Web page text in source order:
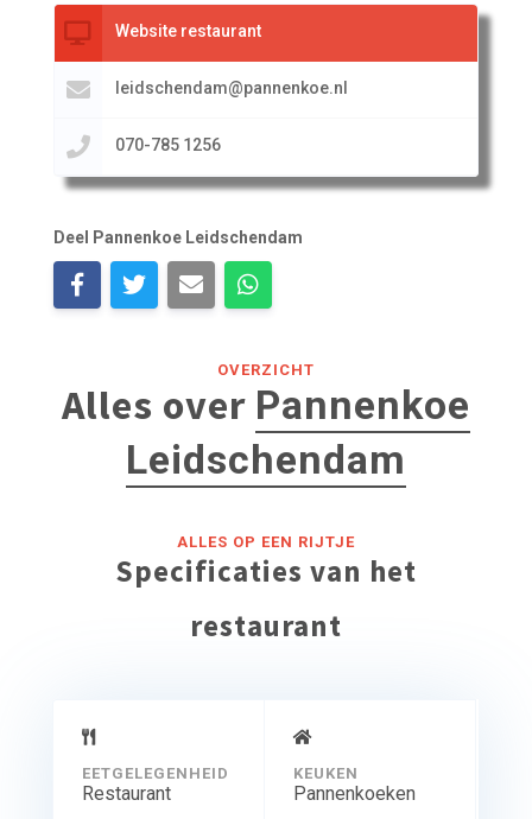
Website restaurant
leidschendam@pannenkoe.nl
070-785 1256
Deel Pannenkoe Leidschendam
OVERZICHT
Alles over Pannenkoe
Leidschendam
ALLES OP EEN RIJTJE
Specificaties van het
restaurant
EETGELEGENHEID
Restaurant
KEUKEN
Pannenkoeken